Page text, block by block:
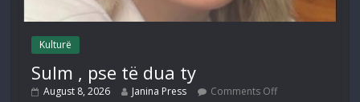
Kulturë
Sulm , pse të dua ty
August 8, 2026 Janina Press Comments Off